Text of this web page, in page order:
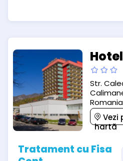
Str.
Romania
Vezi
hartă
Tratament cu Fisa